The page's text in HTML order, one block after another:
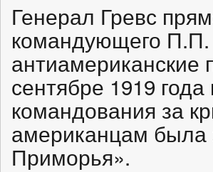
Генерал Гревс
командующего П.П.
антиамериканские
сентябре 1919
командования за
американцам была
Приморья».